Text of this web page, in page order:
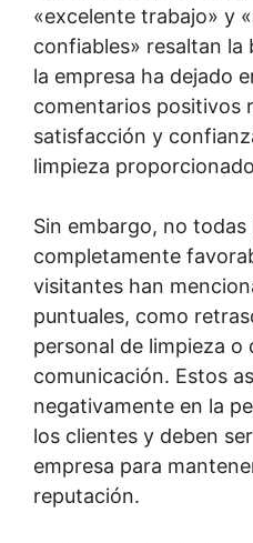
«excelente trabajo» y
confiables» resaltan la
la empresa ha dejado
comentarios positivos
satisfacción y
limpieza
Sin embargo, no
completamente
visitantes han
puntuales, como
personal de limpieza o
comunicación. Estos
negativamente en la
los clientes y deben
empresa para
reputación.